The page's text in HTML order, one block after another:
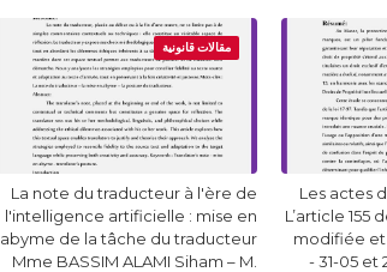
Les actes
L’article 155
modifiée
31-05 et 23-13 MEHDI EDDIANI -
مقالات قانونية
La note du traducteur à l'ère de
l'intelligence artificielle : mise en
abyme de la tâche du traducteur
Mme BASSIM ALAMI Siham – M.